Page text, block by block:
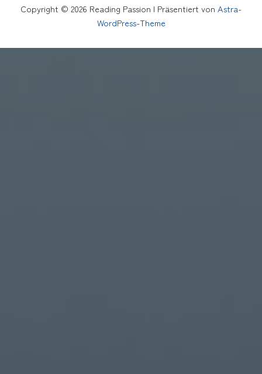
Copyright © 2026 Reading Passion | Präsentiert von Astra-
WordPress-Theme